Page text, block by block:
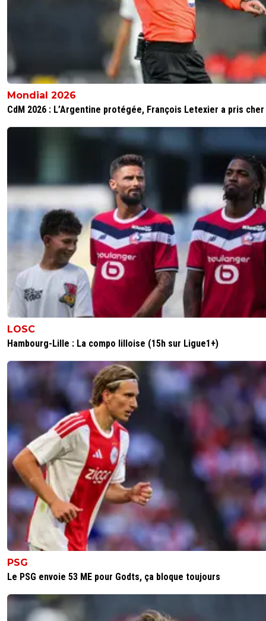
Mondial 2026
CdM 2026 : L’Argentine protégée, François Letexier a pris cher
LOSC
Hambourg-Lille : La compo lilloise (15h sur Ligue1+)
PSG
Le PSG envoie 53 ME pour Godts, ça bloque toujours